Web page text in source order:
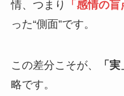
情、つまり
「感情の
った“側面”です。
この差分こそが、 「実
略です。